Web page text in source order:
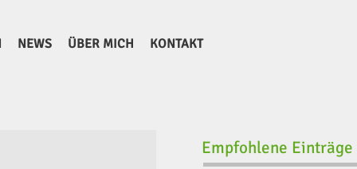
NEWS ÜBER MICH KONTAKT
Empfohlene Einträge